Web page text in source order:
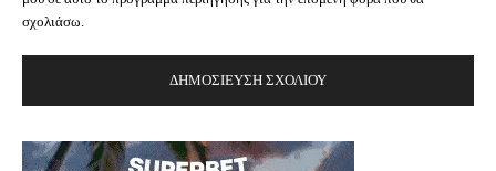
σχολιάσω.